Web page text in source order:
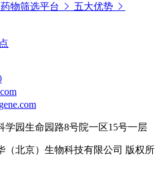
药物筛选平台
五大优势
学园生命园路8号院一区15号一层
（北京）生物科技有限公司 版权所